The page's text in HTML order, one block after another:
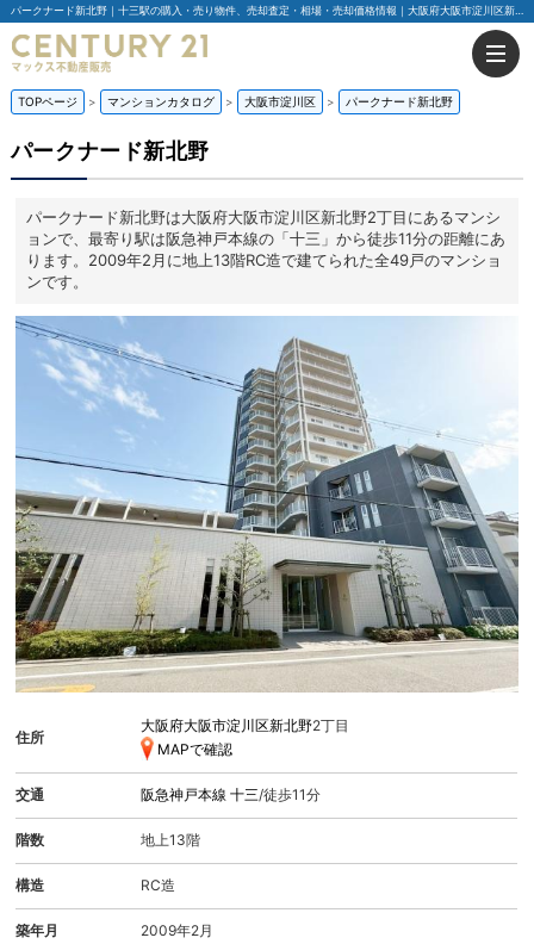
パークナード新北野｜十三駅の購入・売り物件、売却査定・相場・売却価格情報｜大阪府大阪市淀川区新北野2丁目のマンション情報｜センチュリー21マックス不動産販売
TOPページ マンションカタログ 大阪市淀川区 パークナード新北野
パークナード新北野
パークナード新北野は大阪府大阪市淀川区新北野2丁目にあるマンシ
ョンで、最寄り駅は阪急神戸本線の「十三」から徒歩11分の距離にあ
ります。2009年2月に地上13階RC造で建てられた全49戸のマンショ
ンです。
住所
大阪府大阪市淀川区新北野2丁目
MAPで確認
交通 阪急神戸本線十三/徒歩11分
階数 地上13階
構造 RC造
築年月 2009年2月